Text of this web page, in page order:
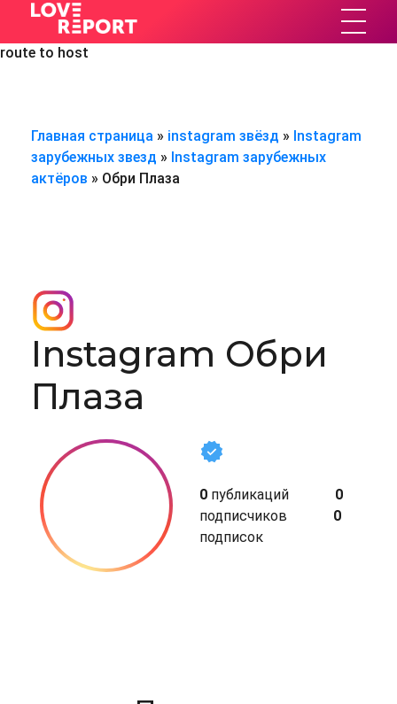
LoveReport
Статистика в соц. сетях
Error #:Failed connect to app.mediaceh.com:80; No route to
hostError #:Failed connect to app.mediaceh.com:80; No
route to host
Главная страница » instagram звёзд » Instagram
зарубежных звезд » Instagram зарубежных
актёров » Обри Плаза
Instagram Обри
Плаза
0 публикаций
0
подписчиков
0
подписок